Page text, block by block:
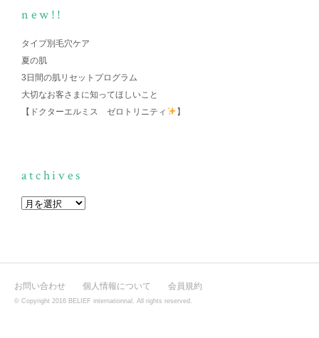
new!!
タイプ別毛穴ケア
夏の肌
3日間の肌リセットプログラム
大切なお客さまに知ってほしいこと
【ドクターエルミス ゼロトリニティ
】
atchives
お問い合わせ 個人情報について 会員規約
© Copyright 2016 BELIEF internationnal. All rights reserved.